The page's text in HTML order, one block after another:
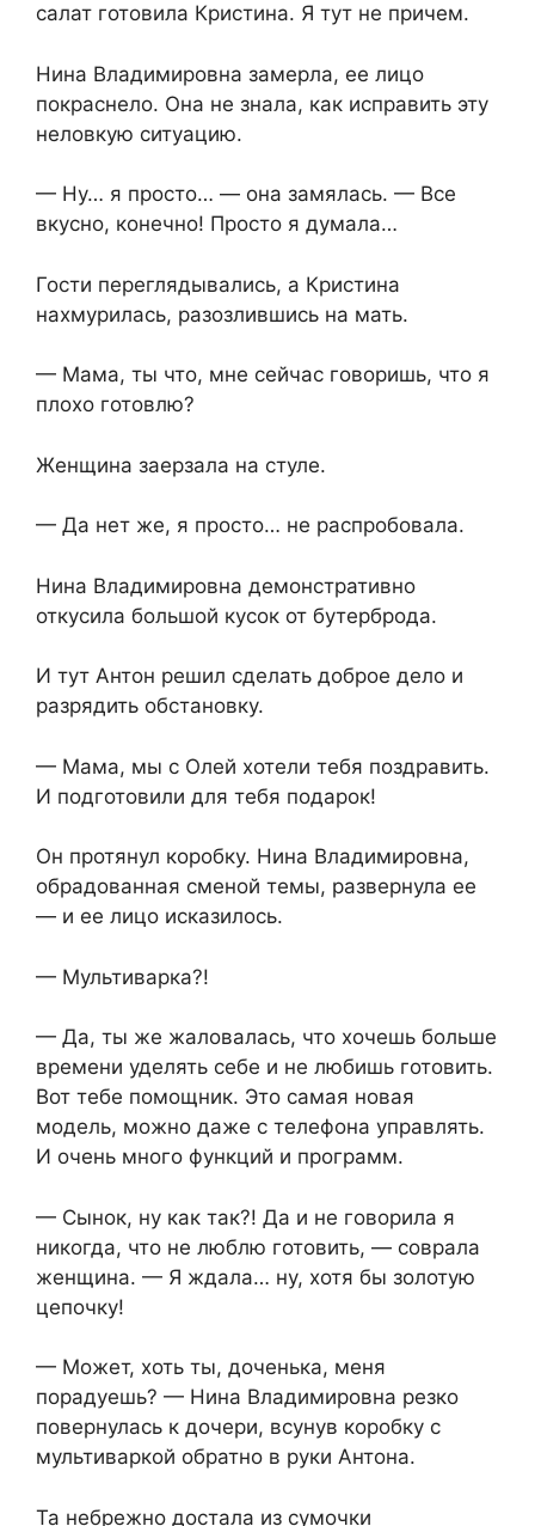
салат готовила Кристина. Я тут не причем.
Нина Владимировна замерла, ее лицо
покраснело. Она не знала, как исправить эту
неловкую ситуацию.
— Ну… я просто… — она замялась. — Все
вкусно, конечно! Просто я думала…
Гости переглядывались, а Кристина
нахмурилась, разозлившись на мать.
— Мама, ты что, мне сейчас говоришь, что я
плохо готовлю?
Женщина заерзала на стуле.
— Да нет же, я просто… не распробовала.
Нина Владимировна демонстративно
откусила большой кусок от бутерброда.
И тут Антон решил сделать доброе дело и
разрядить обстановку.
— Мама, мы с Олей хотели тебя поздравить.
И подготовили для тебя подарок!
Он протянул коробку. Нина Владимировна,
обрадованная сменой темы, развернула ее
— и ее лицо исказилось.
— Мультиварка?!
— Да, ты же жаловалась, что хочешь больше
времени уделять себе и не любишь готовить.
Вот тебе помощник. Это самая новая
модель, можно даже с телефона управлять.
И очень много функций и программ.
— Сынок, ну как так?! Да и не говорила я
никогда, что не люблю готовить, — соврала
женщина. — Я ждала… ну, хотя бы золотую
цепочку!
— Может, хоть ты, доченька, меня
порадуешь? — Нина Владимировна резко
повернулась к дочери, всунув коробку с
мультиваркой обратно в руки Антона.
Та небрежно достала из сумочки